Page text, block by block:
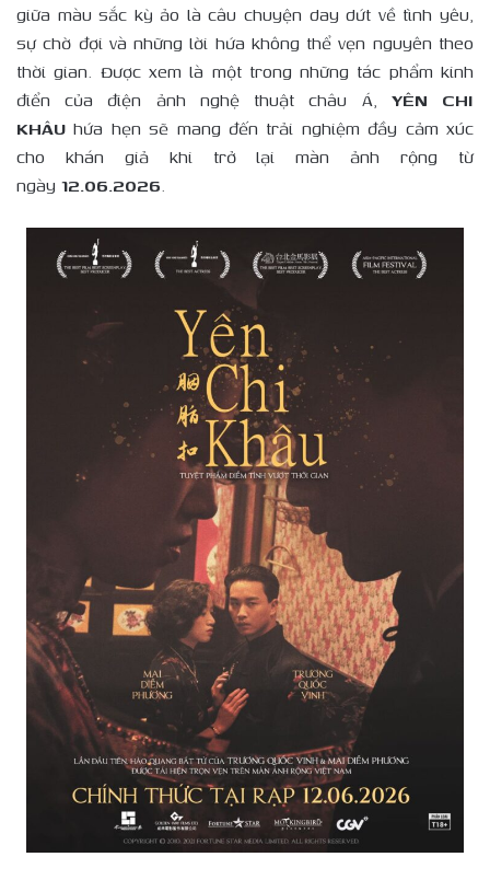
giữa màu sắc kỳ ảo là câu chuyện day dứt về tình yêu,
sự chờ đợi và những lời hứa không thể vẹn nguyên theo
thời gian. Được xem là một trong những tác phẩm kinh
điển của điện ảnh nghệ thuật châu Á, YÊN CHI
KHÂU hứa hẹn sẽ mang đến trải nghiệm đầy cảm xúc
cho khán giả khi trở lại màn ảnh rộng từ
ngày 12.06.2026.